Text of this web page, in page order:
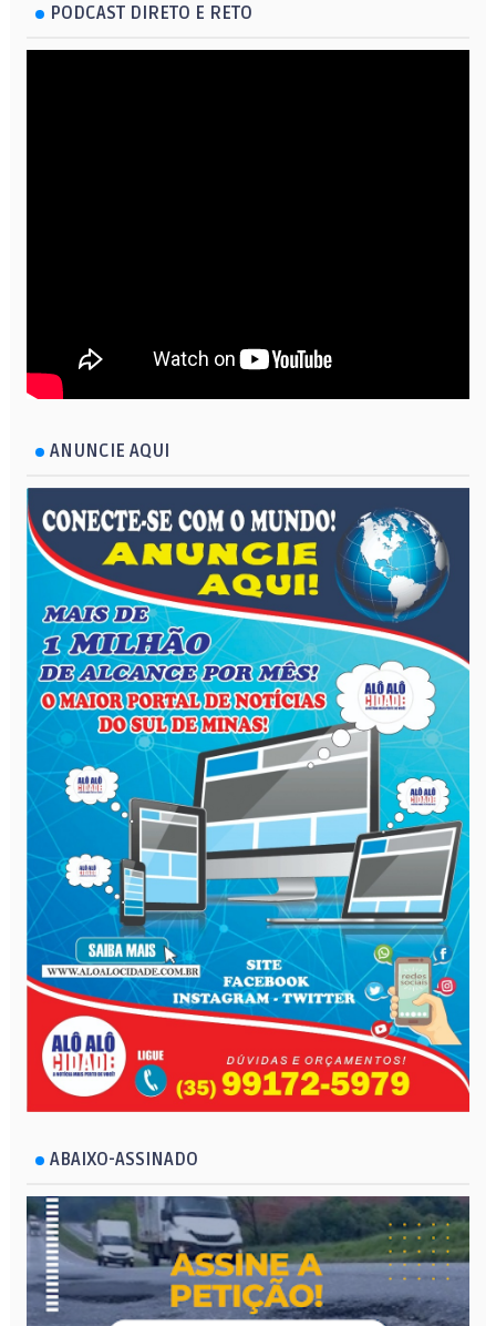
PODCAST DIRETO E RETO
ANUNCIE AQUI
ABAIXO-ASSINADO